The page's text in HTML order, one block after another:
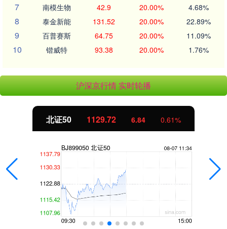
7 南模生物 42.9 20.00% 4.68%
8 泰金新能 131.52 20.00% 22.89%
9 百普赛斯 64.75 20.00% 11.09%
10 锴威特 93.38 20.00% 1.76%
沪深京行情 实时轮播
北证50 1129.72 6.84 0.61%